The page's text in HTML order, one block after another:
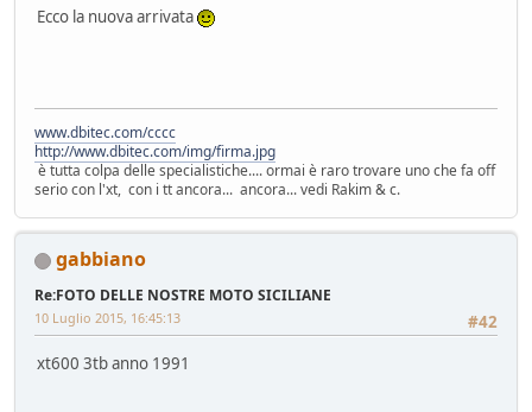
Ecco la nuova arrivata
www.dbitec.com/cccc
http://www.dbitec.com/img/firma.jpg
è tutta colpa delle specialistiche.... ormai è raro trovare uno che fa off
serio con l'xt, con i tt ancora... ancora... vedi Rakim & c.
gabbiano
Re:FOTO DELLE NOSTRE MOTO SICILIANE
#42
10 Luglio 2015, 16:45:13
xt600 3tb anno 1991